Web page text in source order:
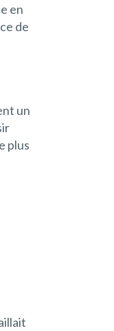
en
de
un
plus